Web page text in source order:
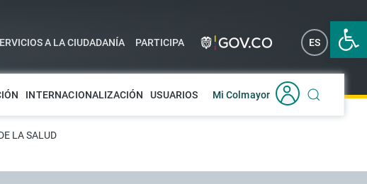
Abrir
A LA CIUDADANÍA PARTICIPA ES EN
INTERNACIONALIZACIÓN USUARIOS Mi Colmayor
LA SALUD